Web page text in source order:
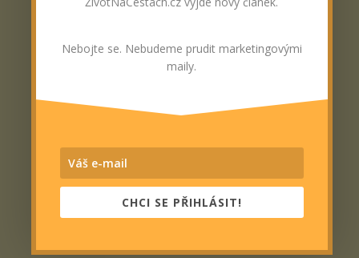
Nebojte se. Nebudeme prudit marketingovými
maily.
CHCI SE PŘIHLÁSIT!